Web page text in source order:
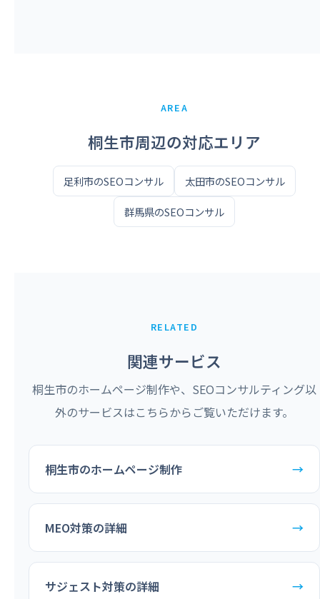
AREA
桐生市周辺の対応エリア
足利市のSEOコンサル 太田市のSEOコンサル
群馬県のSEOコンサル
RELATED
関連サービス
桐生市のホームページ制作や、SEOコンサルティング以
外のサービスはこちらからご覧いただけます。
桐生市のホームページ制作 →
MEO対策の詳細 →
サジェスト対策の詳細 →